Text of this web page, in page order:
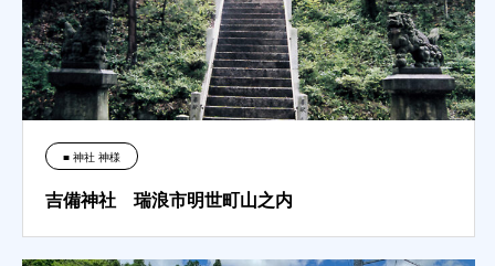
■ 神社 神様
吉備神社 瑞浪市明世町山之内